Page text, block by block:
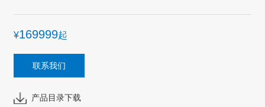
¥169999起
联系我们
产品目录下载